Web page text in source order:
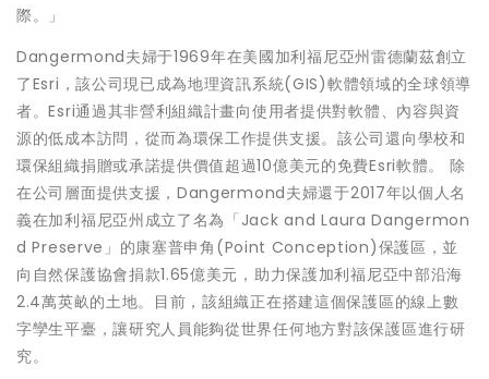
際。」
Dangermond夫婦于1969年在美國加利福尼亞州雷德蘭茲創立
了Esri，該公司現已成為地理資訊系統(GIS)軟體領域的全球領導
者。Esri通過其非營利組織計畫向使用者提供對軟體、內容與資
源的低成本訪問，從而為環保工作提供支援。該公司還向學校和
環保組織捐贈或承諾提供價值超過10億美元的免費Esri軟體。 除
在公司層面提供支援，Dangermond夫婦還于2017年以個人名
義在加利福尼亞州成立了名為「Jack and Laura Dangermon
d Preserve」的康塞普申角(Point Conception)保護區，並
向自然保護協會捐款1.65億美元，助力保護加利福尼亞中部沿海
2.4萬英畝的土地。目前，該組織正在搭建這個保護區的線上數
字孿生平臺，讓研究人員能夠從世界任何地方對該保護區進行研
究。